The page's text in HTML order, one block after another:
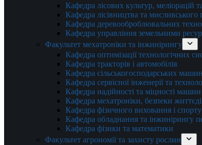
Кафедра лісових культур, меліорацій
Кафедра лісівництва та мисливського
Кафедра деревооброблювальних
Кафедра управління земельними
Факультет мехатроніки та інжинірингу
Кафедра оптимізації технологічних
Кафедра тракторів і автомобілів
Кафедра сільськогосподарських
Кафедра cервісної інженерії та
Кафедра надійності та міцності
Кафедра мехатроніки, безпеки
Кафедра фізичного виховання і спорту
Кафедра обладнання та інжинірингу
Кафедра фізики та математики
Факультет агрономії та захисту рослин